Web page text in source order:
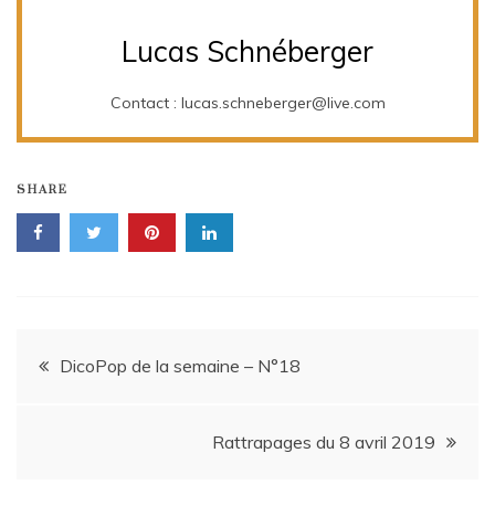
Lucas Schnéberger
Contact : lucas.schneberger@live.com
SHARE
Navigation
DicoPop de la semaine – N°18
Rattrapages du 8 avril 2019